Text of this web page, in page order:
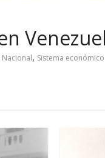
Nacional, Sistema económico